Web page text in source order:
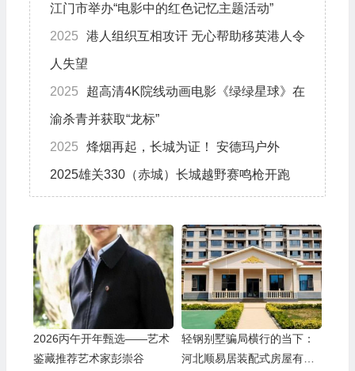
江门市举办“电影中的红色记忆主题活动”
2025 港人组织互相攻讦 无心帮助移英港人令
人失望
2025 超高清4K院线动画电影《绿绿星球》在
渝杀青并获取“龙标”
2025 烽烟再起，长城为证！ 安德玛户外
2025雄关330（赤城）长城越野赛鸣枪开跑
2026丙午开年甄选——艺术
鉴藏推荐艺术家彭崇谷
轻钢别墅骗局横行的当下：
河北顺易居装配式房屋有限